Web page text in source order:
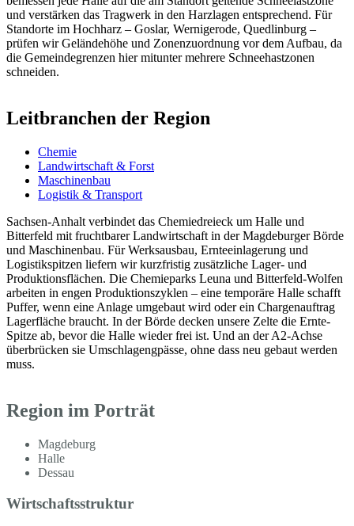
und verstärken das Tragwerk in den Harzlagen entsprechend. Für
Standorte im Hochharz – Goslar, Wernigerode, Quedlinburg –
prüfen wir Geländehöhe und Zonenzuordnung vor dem Aufbau, da
die Gemeindegrenzen hier mitunter mehrere Schneehastzonen
schneiden.
Leitbranchen der Region
Chemie
Landwirtschaft & Forst
Maschinenbau
Logistik & Transport
Sachsen-Anhalt verbindet das Chemiedreieck um Halle und
Bitterfeld mit fruchtbarer Landwirtschaft in der Magdeburger Börde
und Maschinenbau. Für Werksausbau, Ernteeinlagerung und
Logistikspitzen liefern wir kurzfristig zusätzliche Lager- und
Produktionsflächen. Die Chemieparks Leuna und Bitterfeld-Wolfen
arbeiten in engen Produktionszyklen – eine temporäre Halle schafft
Puffer, wenn eine Anlage umgebaut wird oder ein Chargenauftrag
Lagerfläche braucht. In der Börde decken unsere Zelte die Ernte-
Spitze ab, bevor die Halle wieder frei ist. Und an der A2-Achse
überbrücken sie Umschlagengpässe, ohne dass neu gebaut werden
muss.
Region im Porträt
Magdeburg
Halle
Dessau
Wirtschaftsstruktur